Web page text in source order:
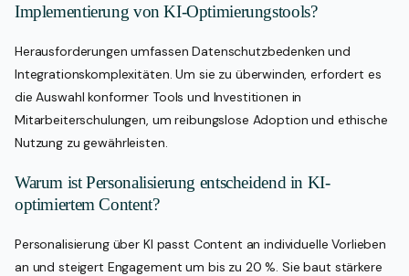
Implementierung von KI-Optimierungstools?
Herausforderungen umfassen Datenschutzbedenken und
Integrationskomplexitäten. Um sie zu überwinden, erfordert es
die Auswahl konformer Tools und Investitionen in
Mitarbeiterschulungen, um reibungslose Adoption und ethische
Nutzung zu gewährleisten.
Warum ist Personalisierung entscheidend in KI-
optimiertem Content?
Personalisierung über KI passt Content an individuelle Vorlieben
an und steigert Engagement um bis zu 20 %. Sie baut stärkere